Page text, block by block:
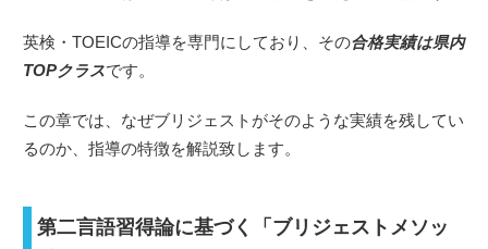
英検・TOEICの指導を専門にしており、その合格実績は県内
TOPクラスです。
この章では、なぜブリジェストがそのような実績を残してい
るのか、指導の特徴を解説致します。
第二言語習得論に基づく「ブリジェストメソッ